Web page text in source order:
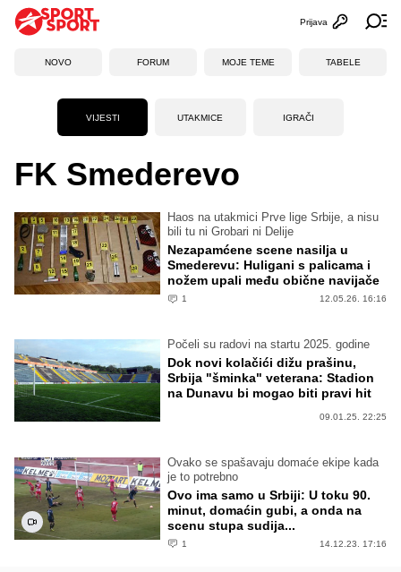
Otvori
Prijava
NOVO FORUM MOJE TEME TABELE
VIJESTI UTAKMICE IGRAČI
FK Smederevo
Haos na utakmici Prve lige Srbije, a nisu
bili tu ni Grobari ni Delije
Nezapamćene scene nasilja u
Smederevu: Huligani s palicama i
nožem upali među obične navijače
1 12.05.26. 16:16
Počeli su radovi na startu 2025. godine
Dok novi kolačići dižu prašinu,
Srbija "šminka" veterana: Stadion
na Dunavu bi mogao biti pravi hit
09.01.25. 22:25
Ovako se spašavaju domaće ekipe kada
je to potrebno
Ovo ima samo u Srbiji: U toku 90.
minut, domaćin gubi, a onda na
scenu stupa sudija...
1 14.12.23. 17:16